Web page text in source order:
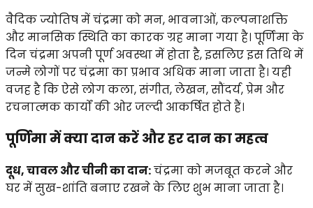
वैदिक ज्योतिष में चंद्रमा को मन, भावनाओं, कल्पनाशक्ति
और मानसिक स्थिति का कारक ग्रह माना गया है। पूर्णिमा के
दिन चंद्रमा अपनी पूर्ण अवस्था में होता है, इसलिए इस तिथि में
जन्मे लोगों पर चंद्रमा का प्रभाव अधिक माना जाता है। यही
वजह है कि ऐसे लोग कला, संगीत, लेखन, सौंदर्य, प्रेम और
रचनात्मक कार्यों की ओर जल्दी आकर्षित होते हैं।
पूर्णिमा में क्या दान करें और हर दान का महत्व
दूध, चावल और चीनी का दान:चंद्रमा को मजबूत करने और
घर में सुख-शांति बनाए रखने के लिए शुभ माना जाता है।